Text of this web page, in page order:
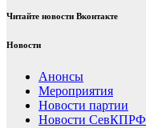
Читайте новости Вконтакте
Новости
Анонсы
Мероприятия
Новости партии
Новости СевКПРФ